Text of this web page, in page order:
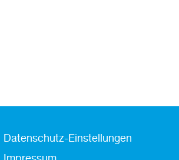
Fußzeile
Datenschutz-Einstellungen